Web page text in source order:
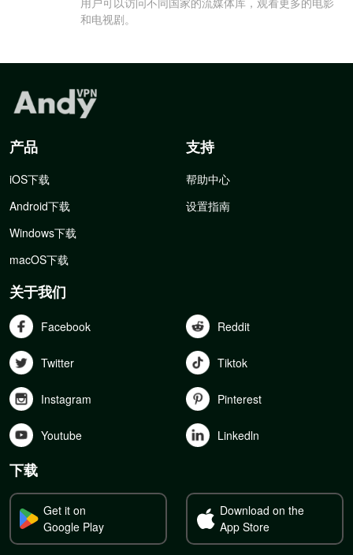
和电视剧。
产品
iOS下载
Android下载
Windows下载
macOS下载
支持
帮助中心
设置指南
关于我们
Facebook Reddit
Twitter Tiktok
Instagram Pinterest
Youtube Linkedln
下载
Get it on
Google Play
Download on the
App Store